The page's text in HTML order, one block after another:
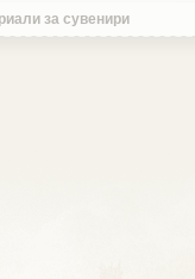
за сувенири